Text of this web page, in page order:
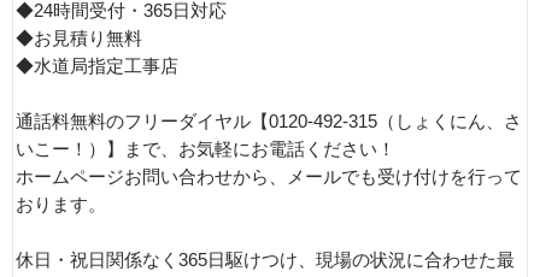
◆24時間受付・365日対応
◆お見積り無料
◆水道局指定工事店
通話料無料のフリーダイヤル【0120-492-315（しょくにん、さ
いこー！）】まで、お気軽にお電話ください！
ホームページお問い合わせから、メールでも受け付けを行って
おります。
休日・祝日関係なく365日駆けつけ、現場の状況に合わせた最